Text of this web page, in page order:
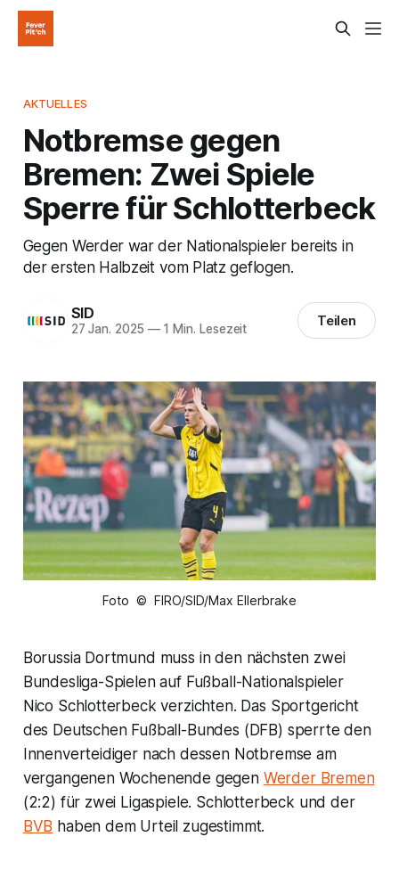
AKTUELLES
Notbremse gegen
Bremen: Zwei Spiele
Sperre für Schlotterbeck
Gegen Werder war der Nationalspieler bereits in
der ersten Halbzeit vom Platz geflogen.
SID
27 Jan. 2025 —1 Min. Lesezeit Teilen
Foto © FIRO/SID/Max Ellerbrake
Borussia Dortmund muss in den nächsten zwei
Bundesliga-Spielen auf Fußball-Nationalspieler
Nico Schlotterbeck verzichten. Das Sportgericht
des Deutschen Fußball-Bundes (DFB) sperrte den
Innenverteidiger nach dessen Notbremse am
vergangenen Wochenende gegen Werder Bremen
(2:2) für zwei Ligaspiele. Schlotterbeck und der
BVB haben dem Urteil zugestimmt.